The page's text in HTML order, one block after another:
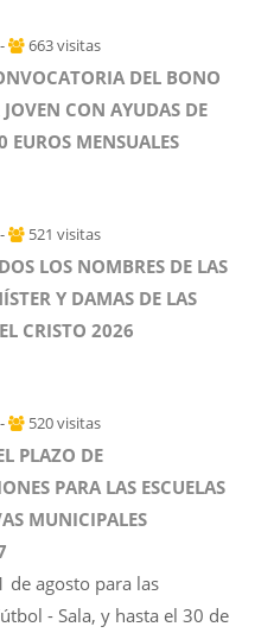
663 visitas
DEL BONO
CON AYUDAS DE
EUROS MENSUALES
521 visitas
LOS NOMBRES DE LAS
Y DAMAS DE LAS
CRISTO 2026
520 visitas
PLAZO DE
PARA LAS ESCUELAS
MUNICIPALES
de agosto para las
- Sala, y hasta el 30 de